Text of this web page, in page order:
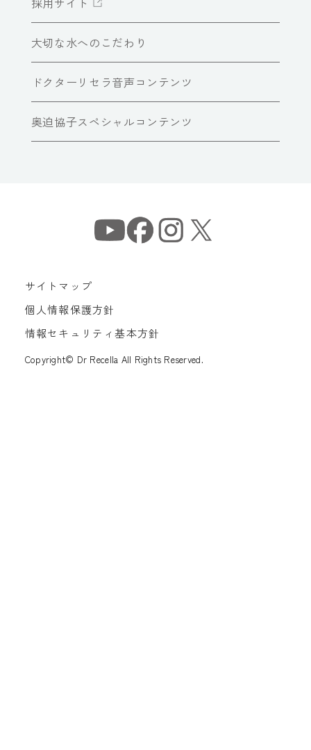
大切な水へのこだわり
ドクターリセラ音声コンテンツ
奥迫協子スペシャルコンテンツ
サイトマップ
個人情報保護方針
情報セキュリティ基本方針
Copyright© Dr Recella All Rights Reserved.